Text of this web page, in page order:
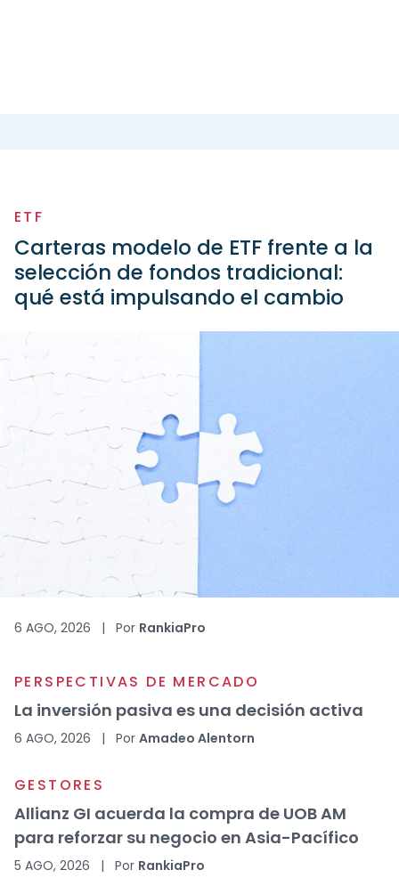
ETF
Carteras modelo de ETF frente a la
selección de fondos tradicional:
qué está impulsando el cambio
6 AGO, 2026 | Por RankiaPro
PERSPECTIVAS DE MERCADO
La inversión pasiva es una decisión activa
6 AGO, 2026 | Por Amadeo Alentorn
GESTORES
Allianz GI acuerda la compra de UOB AM
para reforzar su negocio en Asia-Pacífico
5 AGO, 2026 | Por RankiaPro